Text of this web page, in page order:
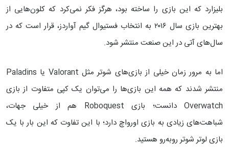
بلیزارد که این بازی را ساخته بود، هرگز فکر نمی‌کرد که کلون‌هایی از
بهترین بازی سال ۲۰۱۶ به انتخاب فستیوال گیم آواردز، قرار است که در
سال‌های آتی در این صنعت منتشر شود.
اما به مرور زمان خیلی از بازی‌های شوتر مثل Valorant یا Paladins
منتشر شدند که همه این بازی‌ها را می‌توان یک کپی متفاوت از بازی
Overwatch دانست؛ بازی Roboquest هم از خیلی جهات،
شباهت‌های زیادی به بازی اورواچ دارد؛ با این تفاوت که این بار با یک
بازی لوتر شوتر روبه‌رو هستید.